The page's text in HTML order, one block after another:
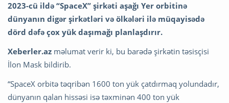
2023-cü ildə “SpaceX” şirkəti aşağı Yer orbitinə
dünyanın digər şirkətləri və ölkələri ilə müqayisədə
dörd dəfə çox yük daşımağı planlaşdırır.
Xeberler.az məlumat verir ki, bu barədə şirkətin təsisçisi
İlon Mask bildirib.
“SpaceX orbitə təqribən 1600 ton yük çatdırmaq yolundadır,
dünyanın qalan hissəsi isə təxminən 400 ton yük